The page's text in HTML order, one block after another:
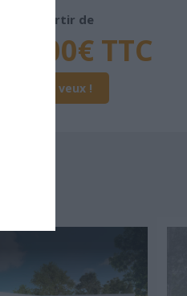
À partir de
000€ TTC
Je la veux !